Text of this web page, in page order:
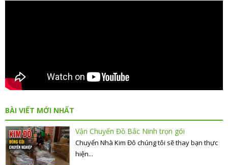
BÀI VIẾT MỚI NHẤT
Vận Chuyển Đồ Bắc Ninh trọn gói
Chuyển Nhà Kim Đô chúng tôi sẽ thay bạn thực
hiện...